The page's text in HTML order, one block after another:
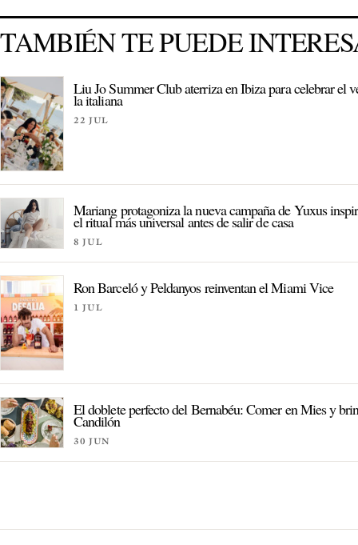
TAMBIÉN TE PUEDE
Liu Jo Summer Club aterriza en Ibiza para celebrar el
la italiana
22 JUL
Mariang protagoniza la nueva campaña de Yuxus
el ritual más universal antes de salir de casa
8 JUL
Ron Barceló y Peldanyos reinventan el Miami Vice
1 JUL
El doblete perfecto del Bernabéu: Comer en Mies y
Candilón
30 JUN